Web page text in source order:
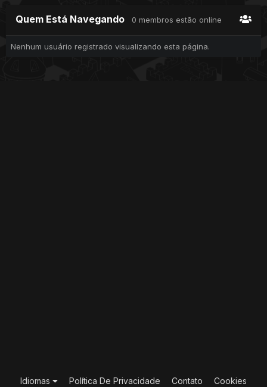
Quem Está Navegando 0 membros estão online
Nenhum usuário registrado visualizando esta página.
Idiomas Política De Privacidade Contato Cookies